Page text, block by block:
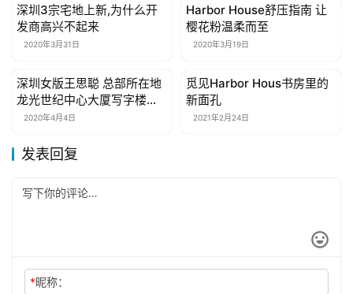
房产家具
深圳3宗宅地上新,为什么开
发商高兴不起来
房产家具
Harbor House舒压指南 让
樱花粉温柔而至
房产家具
深圳女版王思聪 总部所在地
龙光世纪中心大厦写字楼】
房产家具
觅见Harbor Hous书房里的
新面孔